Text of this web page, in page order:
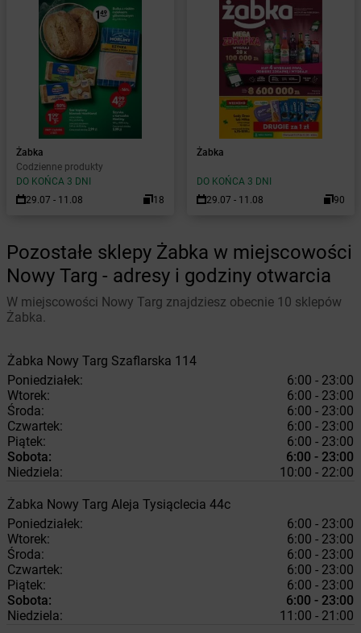
Żabka
Codzienne produkty
DO KOŃCA 3 DNI
29.07 - 11.08
18
Żabka
DO KOŃCA 3 DNI
29.07 - 11.08
90
Pozostałe sklepy Żabka w miejscowości
Nowy Targ - adresy i godziny otwarcia
W miejscowości Nowy Targ znajdziesz obecnie 10 sklepów
Żabka.
Żabka Nowy Targ Szaflarska 114
Poniedziałek:
6:00 - 23:00
Wtorek:
6:00 - 23:00
Środa:
6:00 - 23:00
Czwartek:
6:00 - 23:00
Piątek:
6:00 - 23:00
Sobota:
6:00 - 23:00
Niedziela:
10:00 - 22:00
Żabka Nowy Targ Aleja Tysiąclecia 44c
Poniedziałek:
6:00 - 23:00
Wtorek:
6:00 - 23:00
Środa:
6:00 - 23:00
Czwartek:
6:00 - 23:00
Piątek:
6:00 - 23:00
Sobota:
6:00 - 23:00
Niedziela:
11:00 - 21:00